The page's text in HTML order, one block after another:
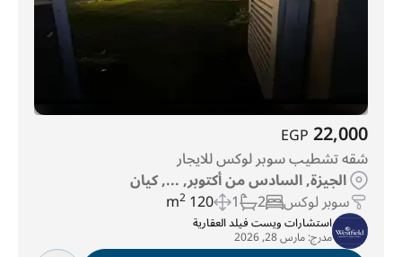
22,000
EGP
شقه تشطيب سوبر لوكس للايجار
الجيزة, السادس من أكتوبر, ..., كيان
سوبر لوكس 2
1
120 m
2
استشارات ويست فيلد العقارية
مدرج:مارس 28, 2026